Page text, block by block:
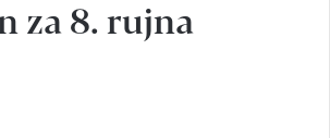
za 8. rujna